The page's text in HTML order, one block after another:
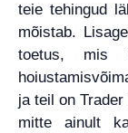
teie tehingud
mõistab.
toetus, mis
ja teil on
mitte ainult